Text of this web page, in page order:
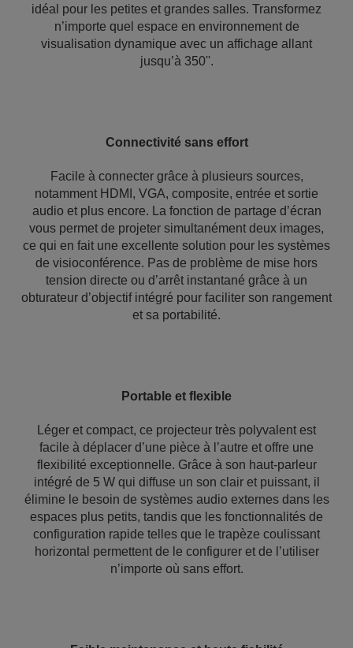
idéal pour les petites et grandes salles. Transformez
n’importe quel espace en environnement de
visualisation dynamique avec un affichage allant
jusqu’à 350''.
Connectivité sans effort
Facile à connecter grâce à plusieurs sources,
notamment HDMI, VGA, composite, entrée et sortie
audio et plus encore. La fonction de partage d’écran
vous permet de projeter simultanément deux images,
ce qui en fait une excellente solution pour les systèmes
de visioconférence. Pas de problème de mise hors
tension directe ou d’arrêt instantané grâce à un
obturateur d’objectif intégré pour faciliter son rangement
et sa portabilité.
Portable et flexible
Léger et compact, ce projecteur très polyvalent est
facile à déplacer d’une pièce à l’autre et offre une
flexibilité exceptionnelle. Grâce à son haut-parleur
intégré de 5 W qui diffuse un son clair et puissant, il
élimine le besoin de systèmes audio externes dans les
espaces plus petits, tandis que les fonctionnalités de
configuration rapide telles que le trapèze coulissant
horizontal permettent de le configurer et de l’utiliser
n’importe où sans effort.